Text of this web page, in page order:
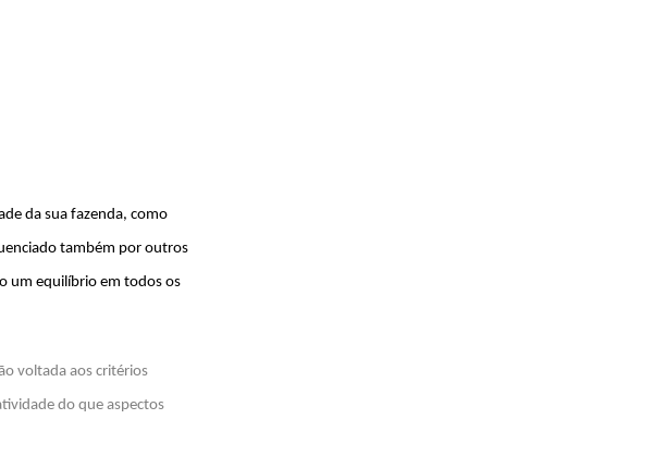
da sua fazenda, como
também por outros
um equilíbrio em todos os
voltada aos critérios
do que aspectos